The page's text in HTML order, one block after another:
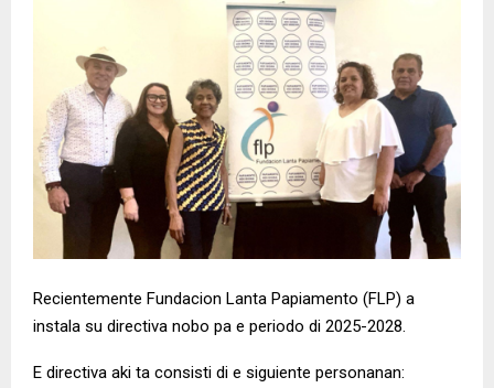
Recientemente Fundacion Lanta Papiamento (FLP) a
instala su directiva nobo pa e periodo di 2025-2028.
E directiva aki ta consisti di e siguiente personanan: